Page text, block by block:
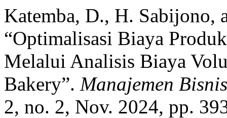
Katemba, D., H. Sabijono,
“Optimalisasi Biaya
Melalui Analisis Biaya
Bakery”. Manajemen
2, no. 2, Nov. 2024, pp.